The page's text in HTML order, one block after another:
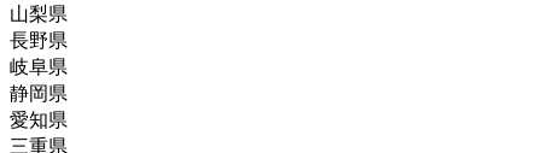
山梨県
長野県
岐阜県
静岡県
愛知県
三重県